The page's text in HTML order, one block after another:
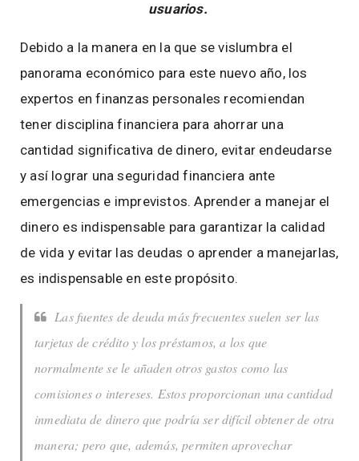
usuarios.
Debido a la manera en la que se vislumbra el
panorama económico para este nuevo año, los
expertos en finanzas personales recomiendan
tener disciplina financiera para ahorrar una
cantidad significativa de dinero, evitar endeudarse
y así lograr una seguridad financiera ante
emergencias e imprevistos. Aprender a manejar el
dinero es indispensable para garantizar la calidad
de vida y evitar las deudas o aprender a manejarlas,
es indispensable en este propósito.
Las fuentes de deuda más frecuentes suelen ser las
tarjetas de crédito y los préstamos, a los que
normalmente se le añaden otros gastos como las
comisiones o intereses. Estos proporcionan una cantidad
inmediata de dinero que podría ser difícil obtener de otra
manera; pero que, además, permiten aprovechar